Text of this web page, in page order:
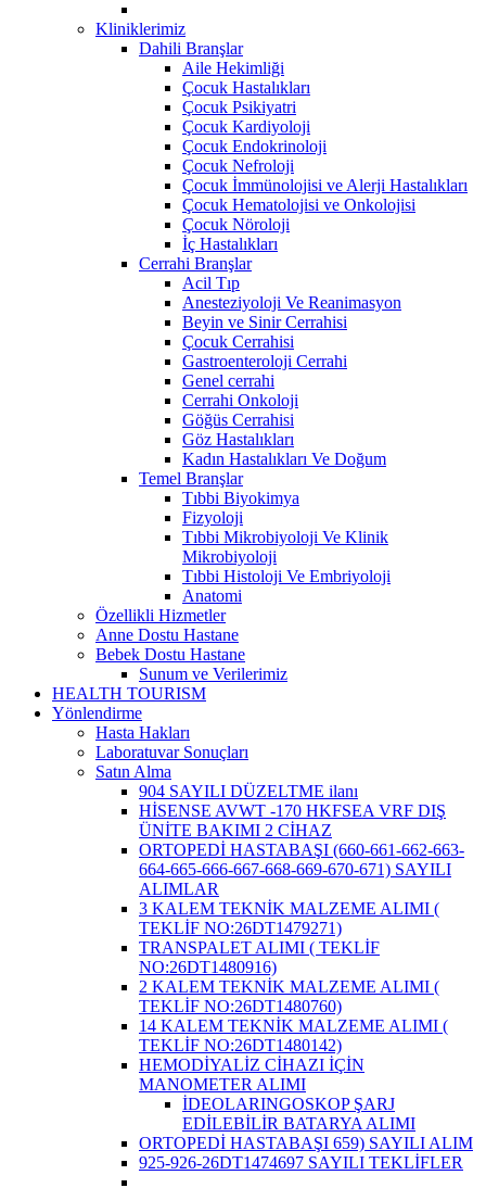
Kliniklerimiz
Dahili Branşlar
Aile Hekimliği
Çocuk Hastalıkları
Çocuk Psikiyatri
Çocuk Kardiyoloji
Çocuk Endokrinoloji
Çocuk Nefroloji
Çocuk İmmünolojisi ve Alerji Hastalıkları
Çocuk Hematolojisi ve Onkolojisi
Çocuk Nöroloji
İç Hastalıkları
Cerrahi Branşlar
Acil Tıp
Anesteziyoloji Ve Reanimasyon
Beyin ve Sinir Cerrahisi
Çocuk Cerrahisi
Gastroenteroloji Cerrahi
Genel cerrahi
Cerrahi Onkoloji
Göğüs Cerrahisi
Göz Hastalıkları
Kadın Hastalıkları Ve Doğum
Temel Branşlar
Tıbbi Biyokimya
Fizyoloji
Tıbbi Mikrobiyoloji Ve Klinik
Mikrobiyoloji
Tıbbi Histoloji Ve Embriyoloji
Anatomi
Özellikli Hizmetler
Anne Dostu Hastane
Bebek Dostu Hastane
Sunum ve Verilerimiz
HEALTH TOURISM
Yönlendirme
Hasta Hakları
Laboratuvar Sonuçları
Satın Alma
904 SAYILI DÜZELTME ilanı
HİSENSE AVWT -170 HKFSEA VRF DIŞ
ÜNİTE BAKIMI 2 CİHAZ
ORTOPEDİ HASTABAŞI (660-661-662-663-
664-665-666-667-668-669-670-671) SAYILI
ALIMLAR
3 KALEM TEKNİK MALZEME ALIMI (
TEKLİF NO:26DT1479271)
TRANSPALET ALIMI ( TEKLİF
NO:26DT1480916)
2 KALEM TEKNİK MALZEME ALIMI (
TEKLİF NO:26DT1480760)
14 KALEM TEKNİK MALZEME ALIMI (
TEKLİF NO:26DT1480142)
HEMODİYALİZ CİHAZI İÇİN
MANOMETER ALIMI
İDEOLARINGOSKOP ŞARJ
EDİLEBİLİR BATARYA ALIMI
ORTOPEDİ HASTABAŞI 659) SAYILI ALIM
925-926-26DT1474697 SAYILI TEKLİFLER